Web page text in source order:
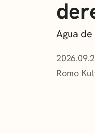
Agua
Romo